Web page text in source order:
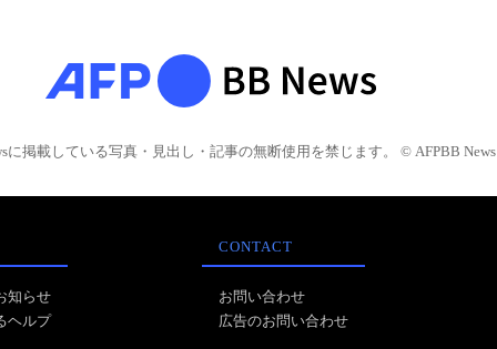
に掲載している写真・見出し・記事の無断使用を禁じます。 © AFPBB News
知らせ
ヘルプ
CONTACT
お問い合わせ
広告のお問い合わせ